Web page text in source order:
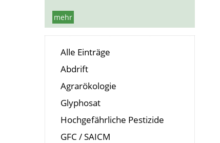
mehr
Alle Einträge
Abdrift
Agrarökologie
Glyphosat
Hochgefährliche Pestizide
GFC / SAICM